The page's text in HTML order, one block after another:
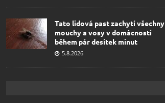
Tato lidová past zachytí všechny
mouchy a vosy v domácnosti
během pár desítek minut
5.8.2026